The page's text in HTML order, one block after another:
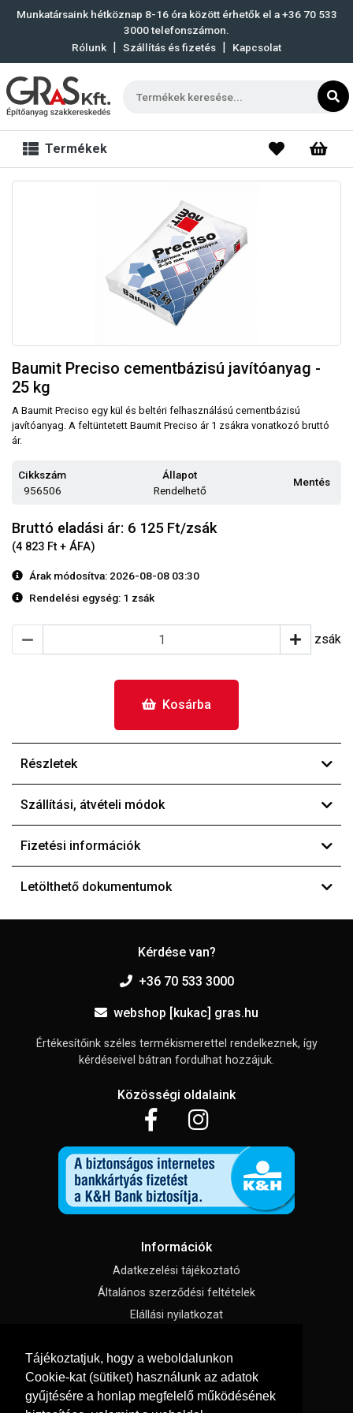
Tájékoztatjuk, hogy a weboldalunkon
Cookie-kat (sütiket) használunk az adatok
gyűjtésére a honlap megfelelő működésének
Munkatársaink hétköznap 8-16 óra között érhetők el a+36 70 533
3000telefonszámon.
Rólunk | Szállítás és fizetés | Kapcsolat
Termékek
Baumit Preciso cementbázisú javítóanyag -
25 kg
A Baumit Preciso egy kül és beltéri felhasználású cementbázisú
javítóanyag. A feltüntetett Baumit Preciso ár 1 zsákra vonatkozó bruttó
ár.
Cikkszám
956506
Állapot
Rendelhető
Mentés
Bruttó eladási ár: 6 125Ft/zsák
(4 823 Ft + ÁFA)
Árak módosítva: 2026-08-08 03:30
Rendelési egység: 1 zsák
zsák
Kosárba
Részletek
Szállítási, átvételi módok
Fizetési információk
Letölthető dokumentumok
Kérdése van?
+36 70 533 3000
webshop [kukac] gras.hu
Értékesítőink széles termékismerettel rendelkeznek, így
kérdéseivel bátran fordulhat hozzájuk.
Közösségi oldalaink
Információk
Adatkezelési tájékoztató
Általános szerződési feltételek
Elállási nyilatkozat
Süti beállítások
Menü